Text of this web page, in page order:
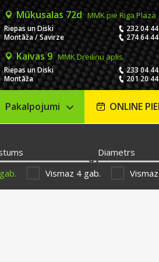
Mūkusalas 72d MMK pie Riga Plaza
Riepas un Diski
232 04
Montāža / Savirze
274 64
Kaivas 9 MMK Dreiliņu aplis
Riepas un Diski
233 04
Montāža
201 20
Pakalpojumi ONLINE
Diametrs
Vismaz 4 gab.